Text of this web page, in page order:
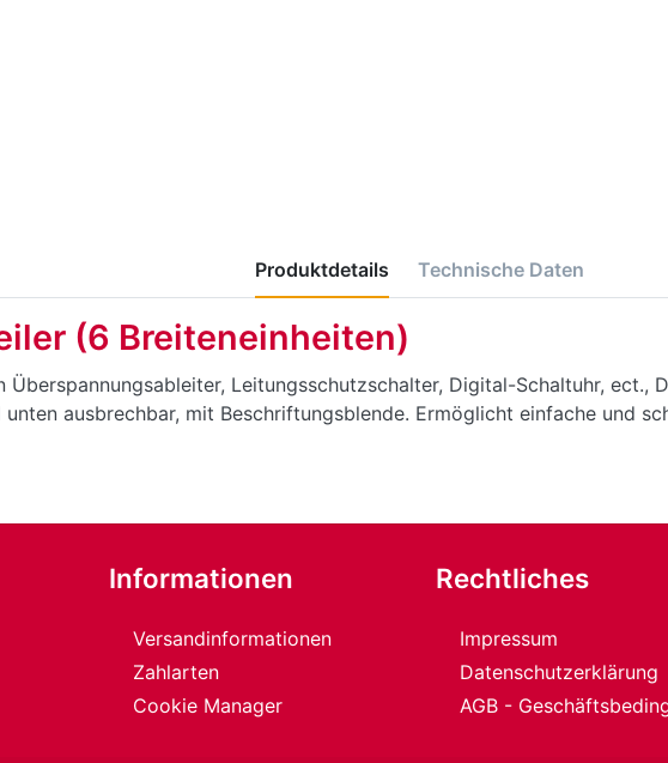
Produktdetails Technische Daten
(6 Breiteneinheiten)
Leitungsschutzschalter, Digital-Schaltuhr, ect.,
ausbrechbar, mit Beschriftungsblende. Ermöglicht einfache und
Informationen
Versandinformationen
Zahlarten
Cookie Manager
Rechtliches
Impressum
Datenschutzerklärung
AGB -